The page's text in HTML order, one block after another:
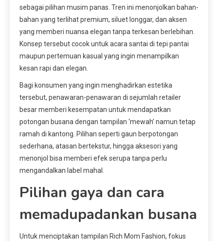
sebagai pilihan musim panas. Tren ini menonjolkan bahan-
bahan yang terlihat premium, siluet longgar, dan aksen
yang memberi nuansa elegan tanpa terkesan berlebihan.
Konsep tersebut cocok untuk acara santai di tepi pantai
maupun pertemuan kasual yang ingin menampilkan
kesan rapi dan elegan.
Bagi konsumen yang ingin menghadirkan estetika
tersebut, penawaran-penawaran di sejumlah retailer
besar memberi kesempatan untuk mendapatkan
potongan busana dengan tampilan ‘mewah’ namun tetap
ramah di kantong. Pilihan seperti gaun berpotongan
sederhana, atasan bertekstur, hingga aksesori yang
menonjol bisa memberi efek serupa tanpa perlu
mengandalkan label mahal.
Pilihan gaya dan cara
memadupadankan busana
Untuk menciptakan tampilan Rich Mom Fashion, fokus